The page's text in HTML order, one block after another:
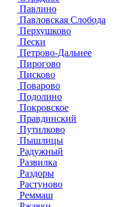
Павлино
Павловская Слобода
Перхушково
Пески
Петрово-Дальнее
Пирогово
Писково
Поварово
Подолино
Покровское
Правдинский
Путилково
Пышлицы
Радужный
Развилка
Раздоры
Растуново
Реммаш